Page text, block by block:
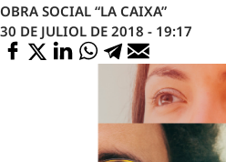
OBRA SOCIAL “LA CAIXA”
30 DE JULIOL DE 2018 - 19:17